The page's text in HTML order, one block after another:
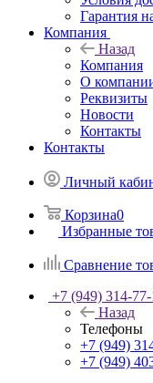
Гарантия
Компания
Назад
Компания
О
Реквизиты
Новости
Контакты
Контакты
Личный
Корзина0
Избранные
Сравнение
+7 (949) 314-77-
Назад
Телефоны
+7 (949)
+7 (949)